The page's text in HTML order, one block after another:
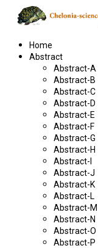
Home
Abstract
Abstract-A
Abstract-B
Abstract-C
Abstract-D
Abstract-E
Abstract-F
Abstract-G
Abstract-H
Abstract-I
Abstract-J
Abstract-K
Abstract-L
Abstract-M
Abstract-N
Abstract-O
Abstract-P